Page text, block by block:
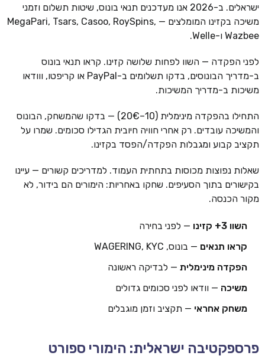
ישראלים. ב-2026 אנו מעדכנים תנאי בונוס, שיטות תשלום וזמני
משיכה בקזינו המומלצים — MegaPari, Tsars, Casoo, RoySpins,
Wazbee ו-Welle.
לפני הפקדה — השוו לפחות שלושה קזינו. קראו תנאי בונוס
ב-מדריך הבונוסים, בדקו תשלומים ב-PayPal או קריפטו, ווודאו
משיכות ב-מדריך המשיכות.
התחילו בהפקדה מינימלית (10–20€) — בדקו שהמשחק, הבונוס
והמשיכה עובדים. רק אחרי חוויה חיובית הגדילו סכומים. שמרו על
תקציב קבוע ומגבלות הפקדה/הפסד בקזינו.
שאלות נפוצות מכוסות בתחתית העמוד. למדריכים קשורים — עיינו
בקישורים בתוך הסעיפים. שחקו באחריות: הימורים הם בידור, לא
מקור הכנסה.
השוו 3+ קזינו
— לפני בחירה
קראו תנאים — בונוס, WAGERING, KYC
הפקדה מינימלית — לבדיקה ראשונה
משיכה — וודאו לפני סכומים גדולים
משחק אחראי — תקציב וזמן מוגבלים
פרספקטיבה ישראלית: הימורי ספורט